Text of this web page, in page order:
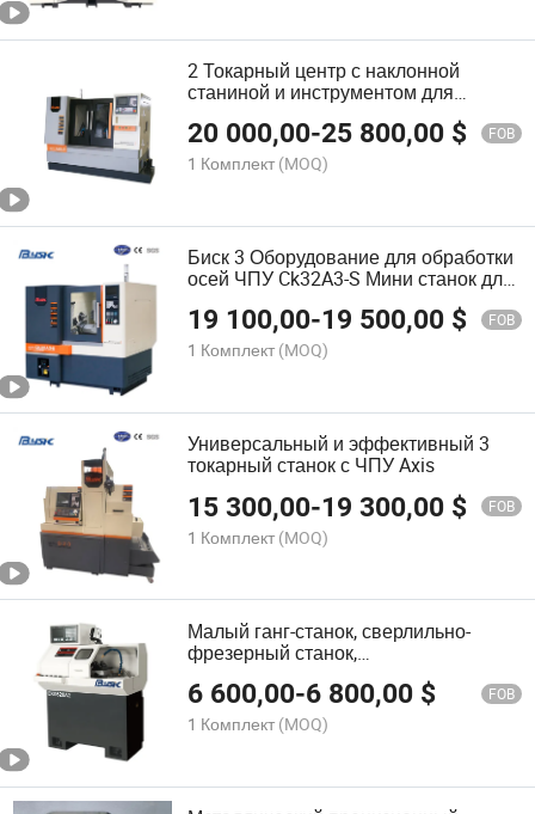
2 Токарный центр с наклонной
станиной и инструментом для
20 000,00-25 800,00 $ FOB
1 Комплект (MOQ)
Биск 3 Оборудование для обработки
осей ЧПУ Ck32A3-S Мини станок для
обработки металлических деталей
19 100,00-19 500,00 $ FOB
1 Комплект (MOQ)
Универсальный и эффективный 3
токарный станок с ЧПУ Axis
15 300,00-19 300,00 $ FOB
1 Комплект (MOQ)
Малый ганг-станок, сверлильно-
фрезерный станок,
многофункциональный ЧПУ
токарный станок
6 600,00-6 800,00 $ FOB
1 Комплект (MOQ)